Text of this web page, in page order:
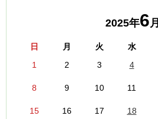
2025年6月
日 月 火 水
1
2 3 4
8 9 10 11
15 16 17 18